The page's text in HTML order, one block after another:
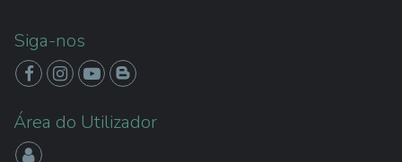
Siga-nos
Área do Utilizador